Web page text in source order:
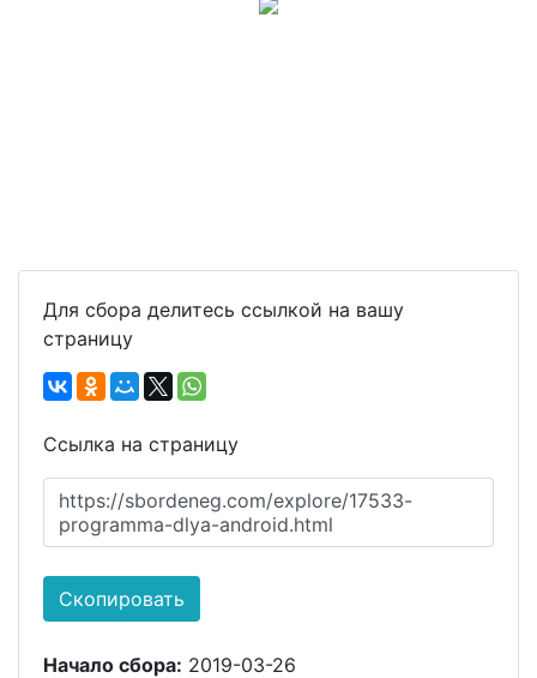
Для сбора делитесь ссылкой на вашу
страницу
Ссылка на страницу
https://sbordeneg.com/explore/17533-
programma-dlya-android.html
Скопировать
Начало сбора: 2019-03-26